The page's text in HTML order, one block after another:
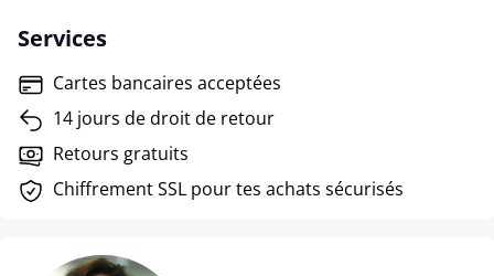
Services
Cartes bancaires acceptées
14 jours de droit de retour
Retours gratuits
Chiffrement SSL pour tes achats sécurisés